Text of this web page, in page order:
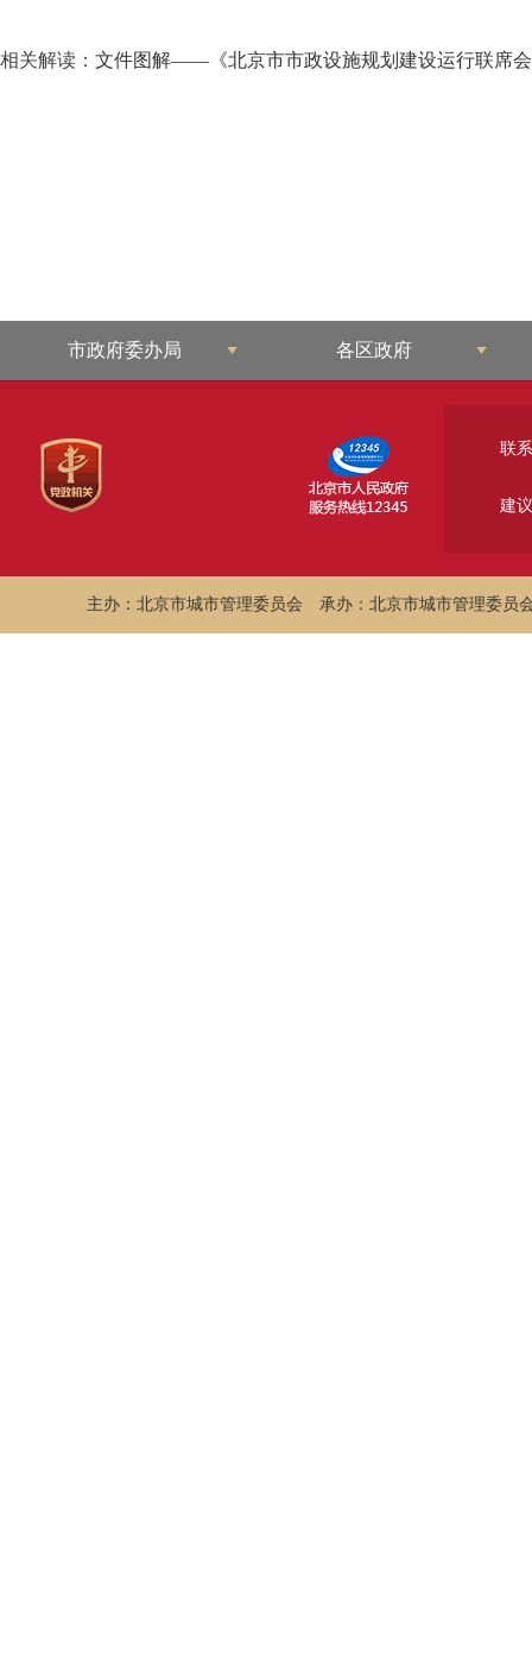
相关解读： 文件图解——《北京市市政设施规划建设运行联席会
市政府委办局 各区政府
联
建
主办：北京市城市管理委员会 承办：北京市城市管理委员